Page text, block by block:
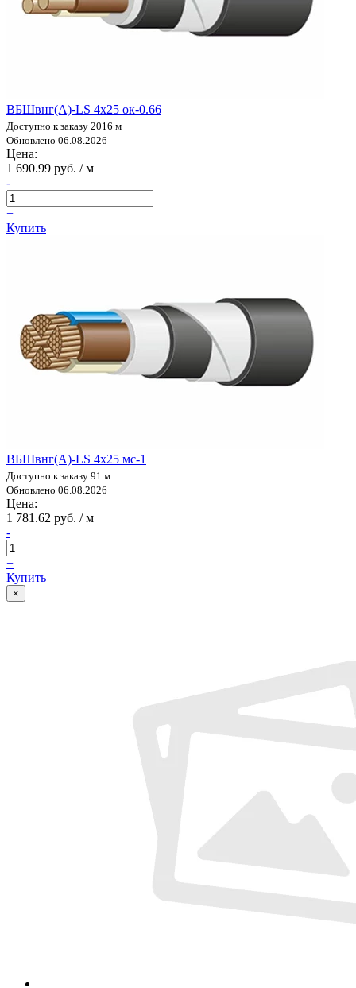
ВБШвнг(А)-LS 4х25 ок-0.66
Доступно к заказу 2016 м
Обновлено 06.08.2026
Цена:
1 690.99 руб. / м
-
+
Купить
ВБШвнг(А)-LS 4х25 мс-1
Доступно к заказу 91 м
Обновлено 06.08.2026
Цена:
1 781.62 руб. / м
-
+
Купить
×